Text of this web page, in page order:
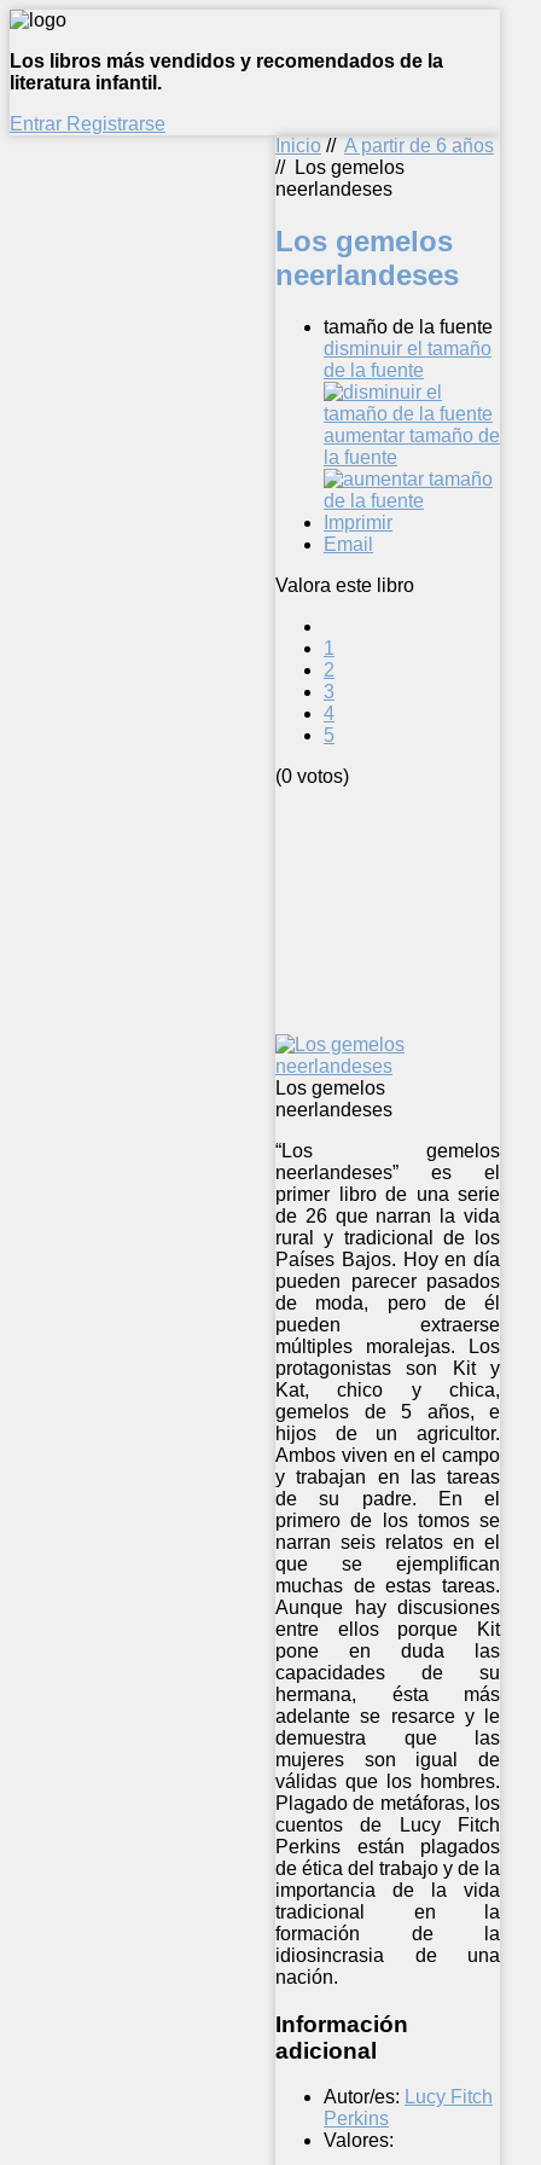
Los libros más vendidos y recomendados de la
literatura infantil.
Entrar Registrarse
Inicio // A partir de 6 años
// Los gemelos
neerlandeses
Los gemelos
neerlandeses
tamaño de la fuente
disminuir el tamaño
de la fuente
aumentar tamaño de
la fuente
Imprimir
Email
Valora este libro
1
2
3
4
5
(0 votos)
Los gemelos
neerlandeses
“Los gemelos
neerlandeses” es el
primer libro de una serie
de 26 que narran la vida
rural y tradicional de los
Países Bajos. Hoy en día
pueden parecer pasados
de moda, pero de él
pueden extraerse
múltiples moralejas. Los
protagonistas son Kit y
Kat, chico y chica,
gemelos de 5 años, e
hijos de un agricultor.
Ambos viven en el campo
y trabajan en las tareas
de su padre. En el
primero de los tomos se
narran seis relatos en el
que se ejemplifican
muchas de estas tareas.
Aunque hay discusiones
entre ellos porque Kit
pone en duda las
capacidades de su
hermana, ésta más
adelante se resarce y le
demuestra que las
mujeres son igual de
válidas que los hombres.
Plagado de metáforas, los
cuentos de Lucy Fitch
Perkins están plagados
de ética del trabajo y de la
importancia de la vida
tradicional en la
formación de la
idiosincrasia de una
nación.
Información
adicional
Autor/es: Lucy Fitch
Perkins
Valores: